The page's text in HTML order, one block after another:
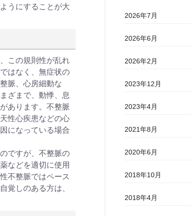
うにすることが大
この規則性が乱れ
はなく、無症状の
脈、心房細動な
ざまで、動悸、息
あります。不整脈
性心疾患などの心
になっている場合
ですが、不整脈の
などを適切に使用
不整脈ではペース
覚しのある方は、
2026年7月
2026年6月
2026年2月
2023年12月
2023年4月
2021年8月
2020年6月
2018年10月
2018年4月